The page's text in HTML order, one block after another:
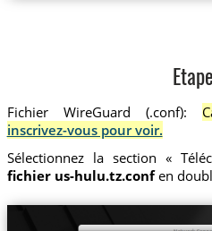
Fichier WireGuard (.conf):
inscrivez-vous pour voir.
Sélectionnez la section «
fichier us-hulu.tz.confen